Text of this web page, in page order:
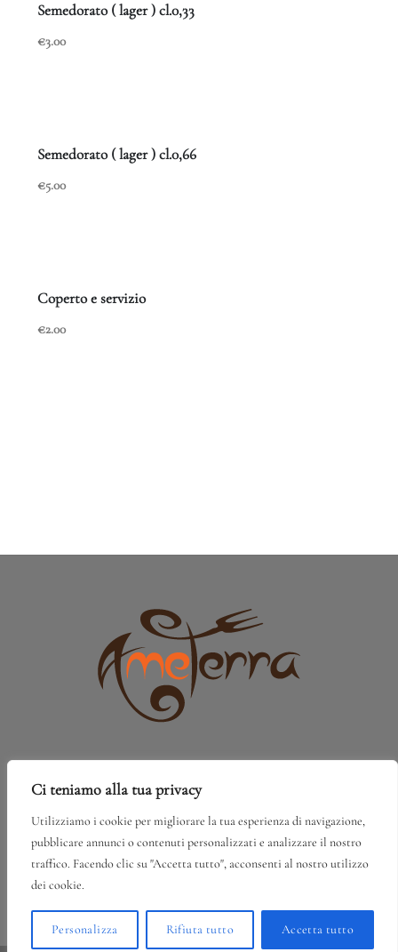
Ci teniamo alla tua privacy
Utilizziamo i cookie per migliorare la tua esperienza di navigazione,
pubblicare annunci o contenuti personalizzati e analizzare il nostro
traffico. Facendo clic su "Accetta tutto", acconsenti al nostro utilizzo
dei cookie.
Personalizza Rifiuta tutto Accetta tutto
Semedorato ( lager ) cl.0,33
€3.00
Semedorato ( lager ) cl.0,66
€5.00
Coperto e servizio
€2.00
Via Libertà, 221/B, 90018 Termini Imerese
PA
+39 091 888 55 25